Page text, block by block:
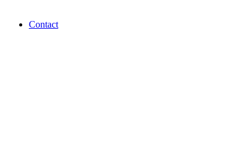
Contact